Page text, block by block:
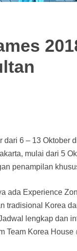
6 – 13 Oktober
mulai dari 5
penampilan
ada Experience
tradisional Korea
lengkap dan
Team Korea House